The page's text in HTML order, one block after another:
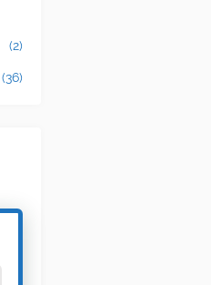
(2)
(36)